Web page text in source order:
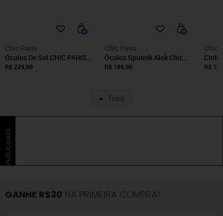
Chic Paris
Óculos De Sol CHIC PARIS
Gatinho Vintage Branco
R$ 229,00
Chic Paris
Óculos Sputnik Alok Chic
Paris - Preto
R$ 189,90
Chic
Cinto
Paris
R$
Topo
PUBLICIDADE
GANHE R$30 NA PRIMEIRA COMPRA!